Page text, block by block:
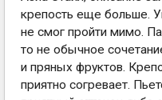
крепость еще больше.
не смог пройти мимо.
то не обычное
и пряных фруктов.
приятно согревает.